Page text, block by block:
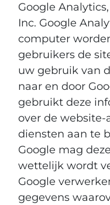
Google
Inc. Google
computer
gebruikers de
uw gebruik van
naar en door
gebruikt deze
over de
diensten aan te
Google mag
wettelijk wordt
Google
gegevens